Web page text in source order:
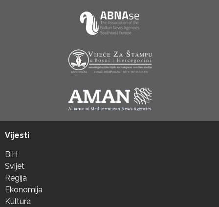
Vijesti
BiH
Svijet
Regija
Ekonomija
Kultura